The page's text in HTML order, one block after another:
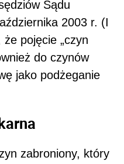
Sądu
2003 r. (I
pojęcie „czyn
do czynów
jako podżeganie
zabroniony, który